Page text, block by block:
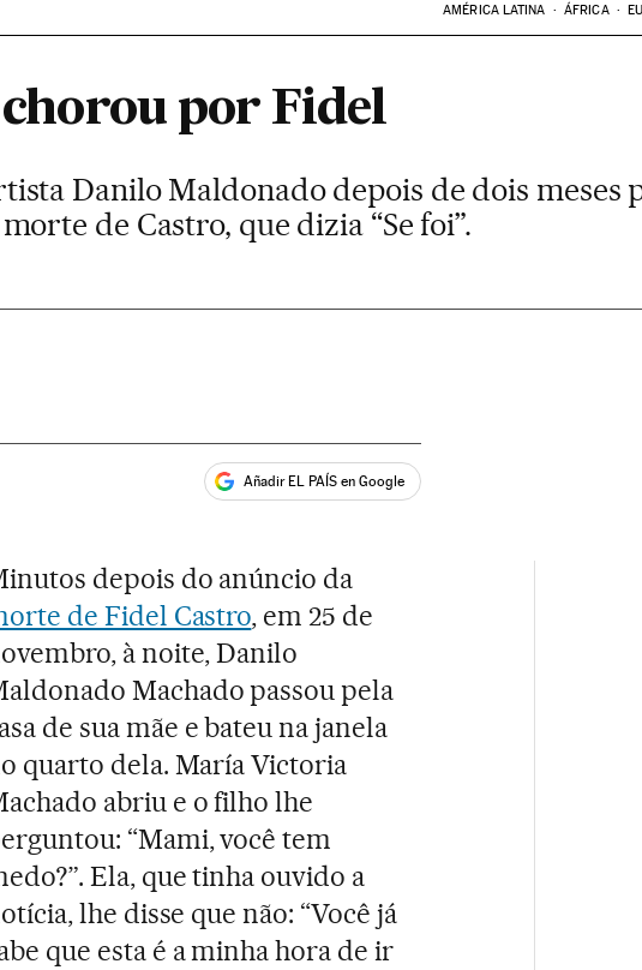
AMÉRICA LATINA ÁFRICA
por Fidel
Danilo Maldonado depois de dois meses
de Castro, que dizia “Se foi”.
Añadir EL PAÍS en Google
depois do anúncio da
de Fidel Castro, em 25 de
à noite, Danilo
Machado passou pela
de sua mãe e bateu na janela
quarto dela. María Victoria
abriu e o filho lhe
“Mami, você tem
Ela, que tinha ouvido a
lhe disse que não: “Você já
que esta é a minha hora de ir